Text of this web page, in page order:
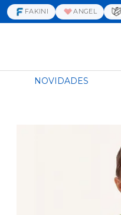
FAKINI ANGEL
NOVIDADES